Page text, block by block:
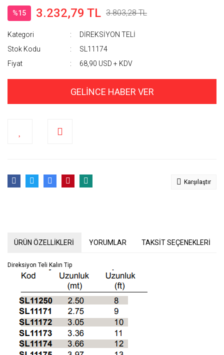
%15 3.232,79 TL 3.803,28 TL
Kategori
DİREKSİYON TELİ
Stok Kodu
SL11174
Fiyat
68,90 USD + KDV
GELİNCE HABER VER
Karşılaştır
ÜRÜN ÖZELLİKLERİ YORUMLAR TAKSİT SEÇENEKLERİ
Direksiyon Teli Kalın Tip